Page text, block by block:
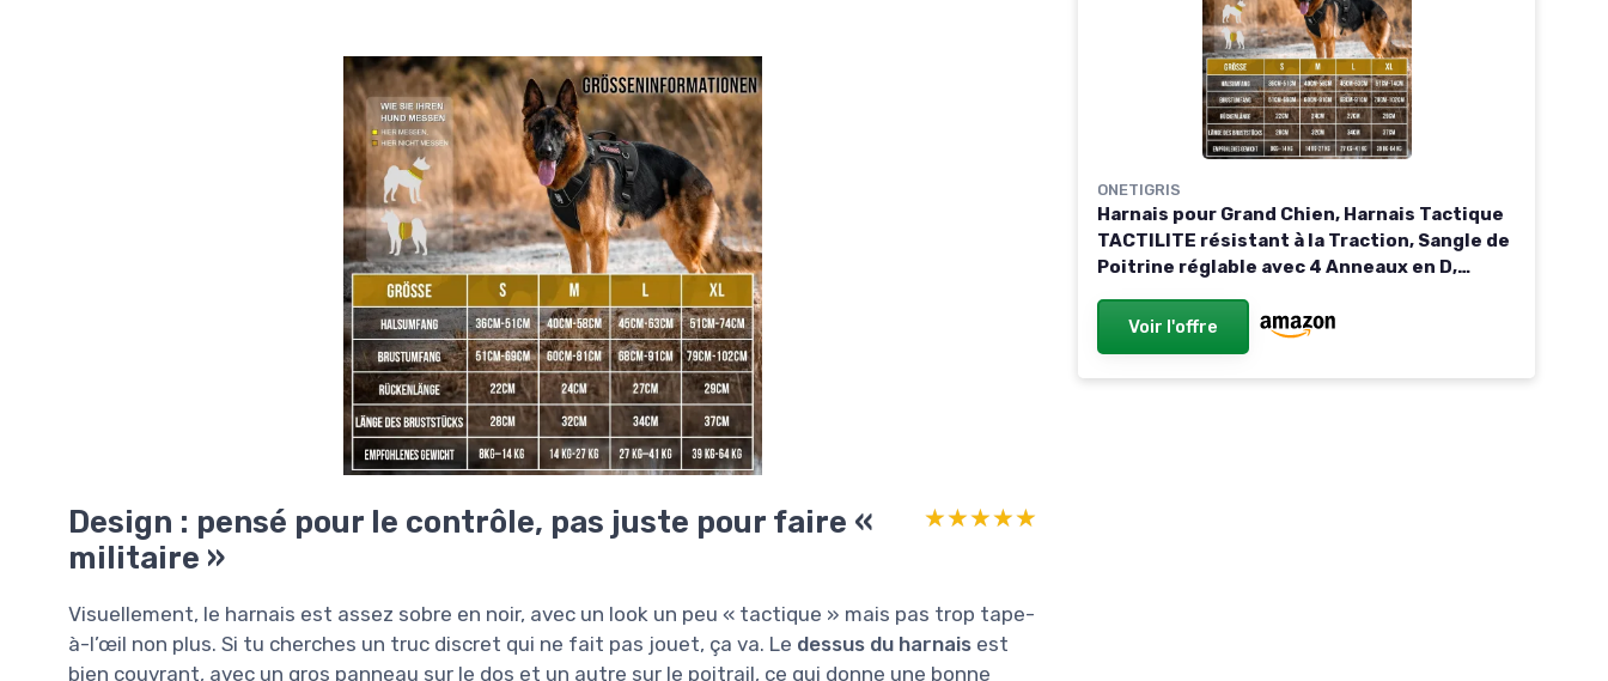
Design : pensé pour le contrôle, pas juste pour faire «
militaire »
★★★★★
★★★★★
Visuellement, le harnais est assez sobre en noir, avec un look un peu « tactique » mais pas trop tape-
à-l’œil non plus. Si tu cherches un truc discret qui ne fait pas jouet, ça va. Le dessus du harnais est
bien couvrant, avec un gros panneau sur le dos et un autre sur le poitrail, ce qui donne une bonne
ONETIGRIS
Harnais pour Grand Chien, Harnais Tactique
TACTILITE résistant à la Traction, Sangle de
Poitrine réglable avec 4 Anneaux en D,
41kg(Hals:45-63cm, Brust:68-91cm) Noir
Voir l'offre